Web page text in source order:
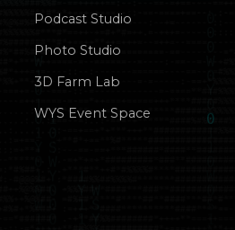
Podcast Studio
Photo Studio
3D Farm Lab
WYS Event Space